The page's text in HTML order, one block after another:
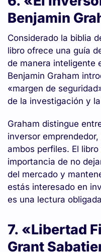
Benjamin
Considerado la biblia
libro ofrece una guía
de manera inteligente
Benjamin Graham
«margen de
de la investigación y
Graham distingue
inversor
ambos perfiles. El
importancia de no
del mercado y
estás interesado en
es una lectura
7. «Libertad
Grant